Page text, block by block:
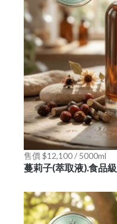
售價 $12,100 / 5000ml
蔓莉子(萃取液).食品級